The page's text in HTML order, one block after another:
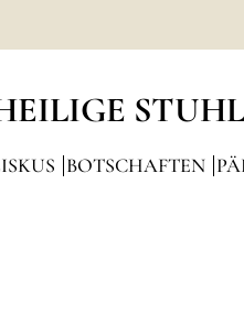
STUHL
BOTSCHAFTEN